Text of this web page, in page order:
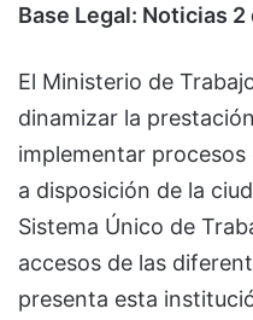
Base Legal: Noticias
El Ministerio de
dinamizar la
implementar
a disposición de la
Sistema Único de
accesos de las
presenta esta